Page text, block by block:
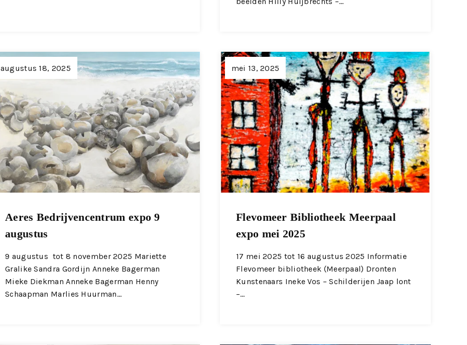
Aeres Bedrijvencentrum expo 9
augustus
augustus 18, 2025
9 augustus tot 8 november 2025 Mariette
Gralike Sandra Gordijn Anneke Bagerman
Mieke Diekman Anneke Bagerman Henny
Schaapman Marlies Huurman…
Flevomeer Bibliotheek Meerpaal
expo mei 2025
mei 13, 2025
17 mei 2025 tot 16 augustus 2025 Informatie
Flevomeer bibliotheek (Meerpaal) Dronten
Kunstenaars Ineke Vos – Schilderijen Jaap lont
–…